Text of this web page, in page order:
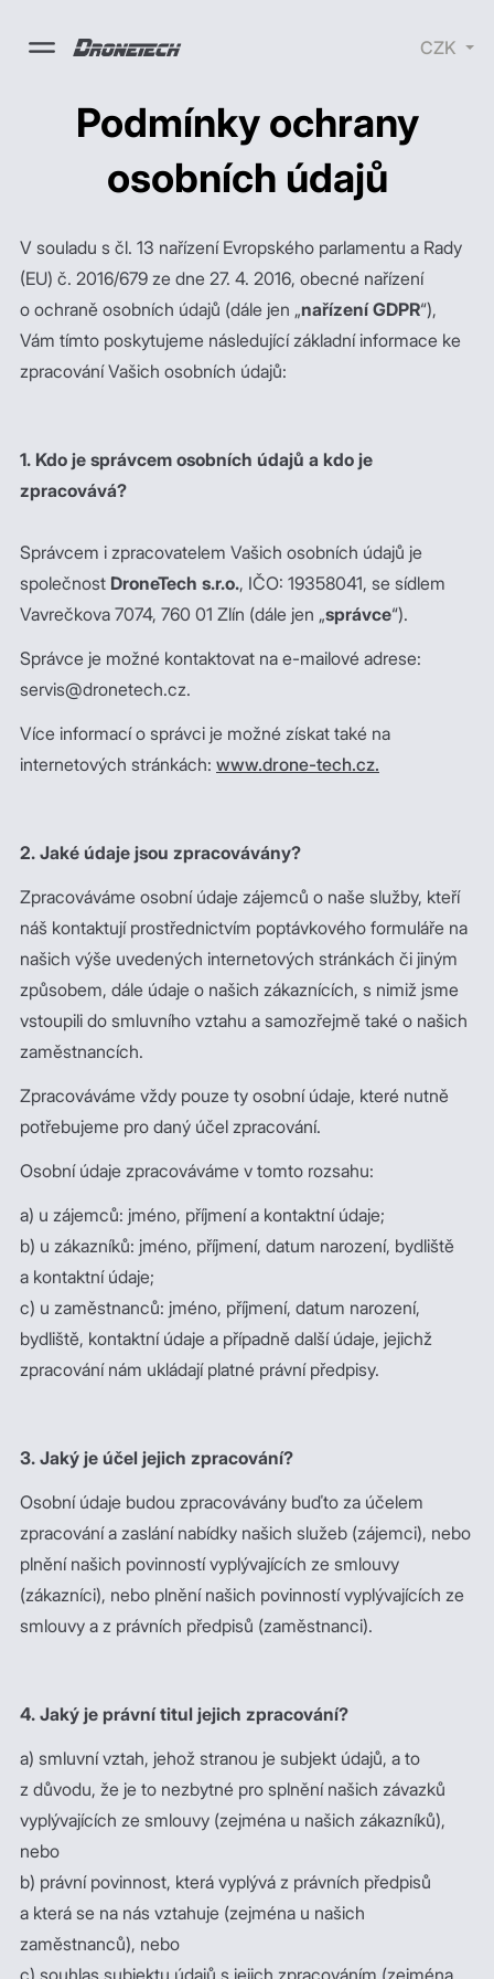
Drony
Příslušenství
stanice
SURVIVAL -
lékarničky
Elektrické
CZK
Podmínky ochrany
osobních údajů
V souladu s čl. 13 nařízení Evropského parlamentu a Rady
(EU) č. 2016/679 ze dne 27. 4. 2016, obecné nařízení
o ochraně osobních údajů (dále jen „nařízení GDPR“),
Vám tímto poskytujeme následující základní informace ke
zpracování Vašich osobních údajů:
1. Kdo je správcem osobních údajů a kdo je
zpracovává?
Správcem i zpracovatelem Vašich osobních údajů je
společnost DroneTech s.r.o., IČO: 19358041, se sídlem
Vavrečkova 7074, 760 01 Zlín (dále jen „správce“).
Správce je možné kontaktovat na e-mailové adrese:
servis@dronetech.cz.
Více informací o správci je možné získat také na
internetových stránkách: www.drone-tech.cz.
2. Jaké údaje jsou zpracovávány?
Zpracováváme osobní údaje zájemců o naše služby, kteří
náš kontaktují prostřednictvím poptávkového formuláře na
našich výše uvedených internetových stránkách či jiným
způsobem, dále údaje o našich zákaznících, s nimiž jsme
vstoupili do smluvního vztahu a samozřejmě také o našich
zaměstnancích.
Zpracováváme vždy pouze ty osobní údaje, které nutně
potřebujeme pro daný účel zpracování.
Osobní údaje zpracováváme v tomto rozsahu:
a) u zájemců: jméno, příjmení a kontaktní údaje;
b) u zákazníků: jméno, příjmení, datum narození, bydliště
a kontaktní údaje;
c) u zaměstnanců: jméno, příjmení, datum narození,
bydliště, kontaktní údaje a případně další údaje, jejichž
zpracování nám ukládají platné právní předpisy.
3. Jaký je účel jejich zpracování?
Osobní údaje budou zpracovávány buďto za účelem
zpracování a zaslání nabídky našich služeb (zájemci), nebo
plnění našich povinností vyplývajících ze smlouvy
(zákazníci), nebo plnění našich povinností vyplývajících ze
smlouvy a z právních předpisů (zaměstnanci).
4. Jaký je právní titul jejich zpracování?
a) smluvní vztah, jehož stranou je subjekt údajů, a to
z důvodu, že je to nezbytné pro splnění našich závazků
vyplývajících ze smlouvy (zejména u našich zákazníků),
nebo
b) právní povinnost, která vyplývá z právních předpisů
a která se na nás vztahuje (zejména u našich
zaměstnanců), nebo
c) souhlas subjektu údajů s jejich zpracováním (zejména